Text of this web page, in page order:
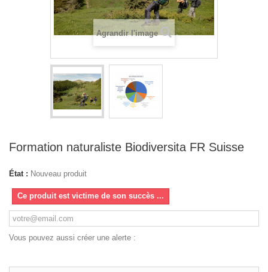
Agrandir l'image
Formation naturaliste Biodiversita FR Suisse
État : Nouveau produit
Ce produit est victime de son succès ...
Vous pouvez aussi créer une alerte :